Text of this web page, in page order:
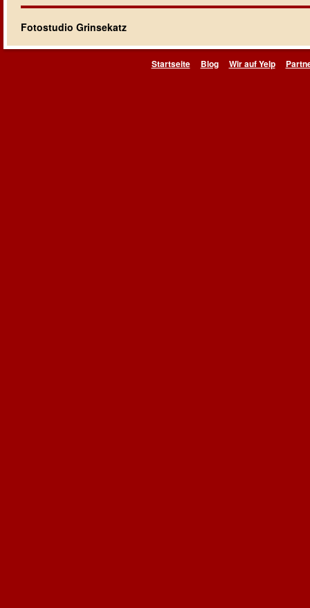
Fotostudio Grinsekatz
Startseite Blog Wir auf Yelp